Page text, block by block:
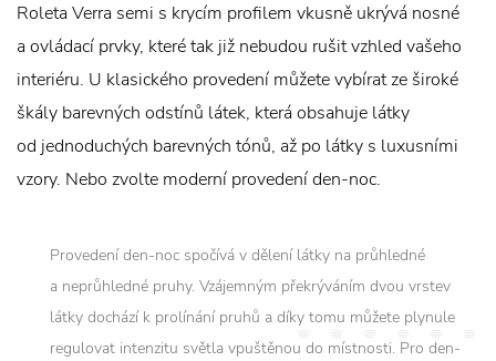
Roleta Verra semi s krycím profilem vkusně ukrývá nosné
a ovládací prvky, které tak již nebudou rušit vzhled vašeho
interiéru. U klasického provedení můžete vybírat ze široké
škály barevných odstínů látek, která obsahuje látky
od jednoduchých barevných tónů, až po látky s luxusními
vzory. Nebo zvolte moderní provedení den-noc.
Provedení den-noc spočívá v dělení látky na průhledné
a neprůhledné pruhy. Vzájemným překrýváním dvou vrstev
látky dochází k prolínání pruhů a díky tomu můžete plynule
regulovat intenzitu světla vpuštěnou do místnosti. Pro den-